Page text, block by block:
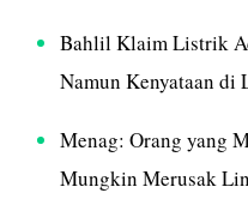
Bahlil Klaim Listrik
Namun Kenyataan di
Menag: Orang yang
Mungkin Merusak